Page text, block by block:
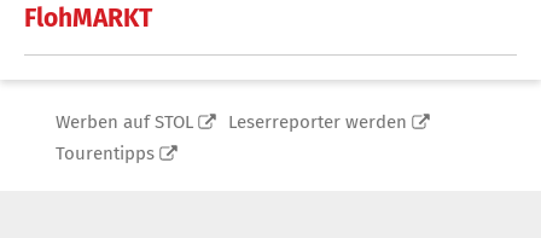
FlohMARKT
Werben auf STOL
Leserreporter werden
Tourentipps